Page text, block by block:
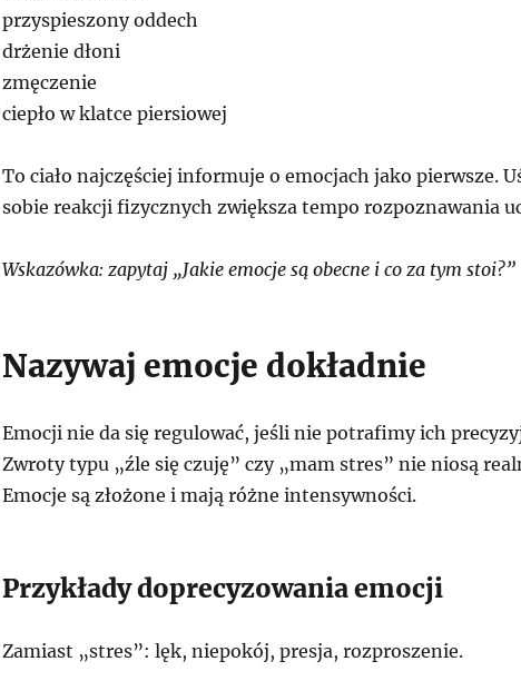
przyspieszony oddech
drżenie dłoni
zmęczenie
ciepło w klatce piersiowej
To ciało najczęściej informuje o emocjach jako pierwsze.
sobie reakcji fizycznych zwiększa tempo rozpoznawania
Wskazówka: zapytaj „Jakie emocje są obecne i co za tym stoi?”
Nazywaj emocje dokładnie
Emocji nie da się regulować, jeśli nie potrafimy ich
Zwroty typu „źle się czuję” czy „mam stres” nie niosą
Emocje są złożone i mają różne intensywności.
Przykłady doprecyzowania emocji
Zamiast „stres”: lęk, niepokój, presja, rozproszenie.